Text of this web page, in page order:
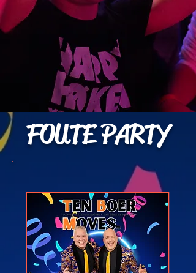
FOUTE PARTY